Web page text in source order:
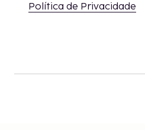
Política de Privacidade